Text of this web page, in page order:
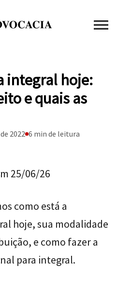
integral hoje:
e quais as
2022 6 min de leitura
25/06/26
como está a
hoje, sua modalidade
e como fazer a
para integral.